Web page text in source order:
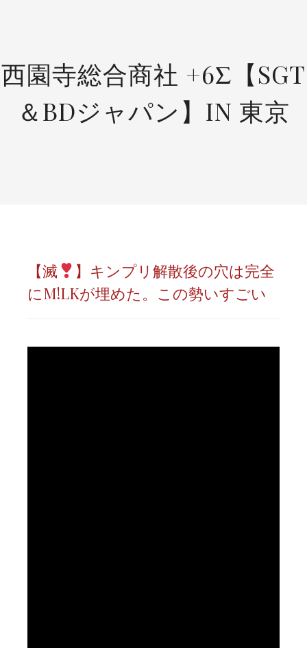
西園寺総合商社 +6Σ【SGT
＆BDジャパン】IN 東京
【滅
】キンプリ解散後の穴は完全
にM!LKが埋めた。この勢いすごい